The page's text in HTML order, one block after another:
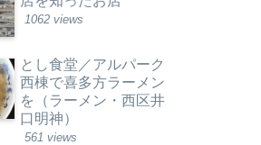
1062 views
とし食堂／アルパーク
西棟で喜多方ラーメン
を（ラーメン・西区井
口明神）
561 views